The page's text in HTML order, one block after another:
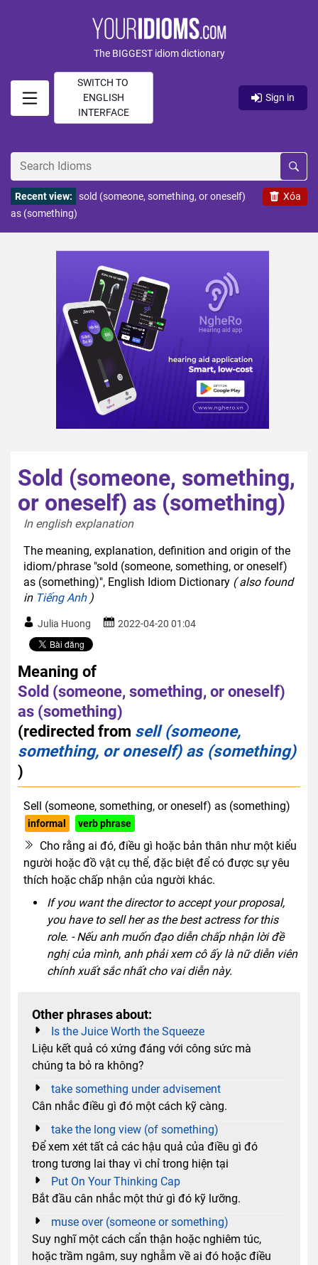
The BIGGEST idiom dictionary
SWITCH TO
ENGLISH
INTERFACE
Sign in
Xóa
Recent view:
sold (someone, something, or oneself)
as (something)
Sold (someone, something,
or oneself) as (something)
In english explanation
The meaning, explanation, definition and origin of the
idiom/phrase "sold (someone, something, or oneself)
as (something)", English Idiom Dictionary ( also found
in Tiếng Anh)
Julia Huong 2022-04-20 01:04
Meaning of
Sold (someone, something, or oneself)
as (something)
(redirected from sell (someone,
something, or oneself) as (something)
)
Sell (someone, something, or oneself) as (something)
informal verb phrase
Cho rằng ai đó, điều gì hoặc bản thân như một kiểu
người hoặc đồ vật cụ thể, đặc biệt để có được sự yêu
thích hoặc chấp nhận của người khác.
If you want the director to accept your proposal,
you have to sell her as the best actress for this
role. - Nếu anh muốn đạo diễn chấp nhận lời đề
nghị của mình, anh phải xem cô ấy là nữ diễn viên
chính xuất sắc nhất cho vai diễn này.
Other phrases about:
Is the Juice Worth the Squeeze
Liệu kết quả có xứng đáng với công sức mà
chúng ta bỏ ra không?
take something under advisement
Cân nhắc điều gì đó một cách kỹ càng.
take the long view (of something)
Để xem xét tất cả các hậu quả của điều gì đó
trong tương lai thay vì chỉ trong hiện tại
Put On Your Thinking Cap
Bắt đầu cân nhắc một thứ gì đó kỹ lưỡng.
muse over (someone or something)
Suy nghĩ một cách cẩn thận hoặc nghiêm túc,
hoặc trầm ngâm, suy nghẫm về ai đó hoặc điều